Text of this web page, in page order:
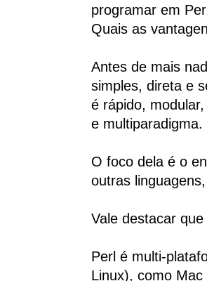
programar em
Quais as
Antes de mais
simples, direta e
é rápido,
e multiparadigma.
O foco dela é o
outras
Vale destacar
Perl é multi-
Linux), como